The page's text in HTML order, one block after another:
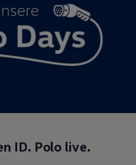
Karten und Radio
ID. Polo live.